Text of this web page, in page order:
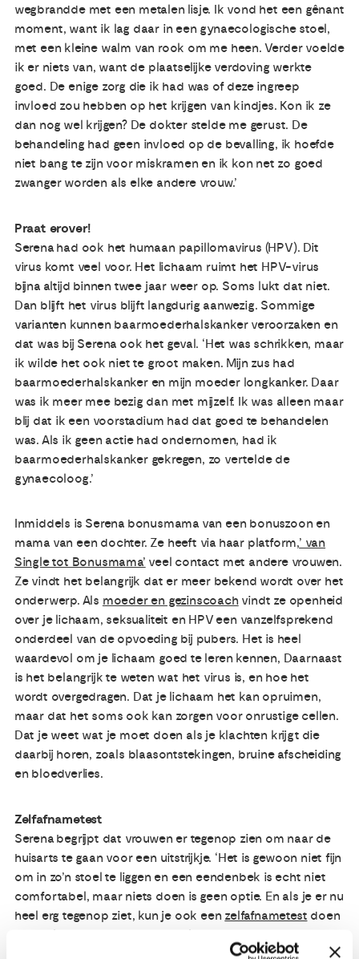
wegbrandde met een metalen lisje. Ik vond het een gênant
moment, want ik lag daar in een gynaecologische stoel,
met een kleine walm van rook om me heen. Verder voelde
ik er niets van, want de plaatselijke verdoving werkte
goed. De enige zorg die ik had was of deze ingreep
invloed zou hebben op het krijgen van kindjes. Kon ik ze
dan nog wel krijgen? De dokter stelde me gerust. De
behandeling had geen invloed op de bevalling, ik hoefde
niet bang te zijn voor miskramen en ik kon net zo goed
zwanger worden als elke andere vrouw.’
Praat erover!
Serena had ook het humaan papillomavirus (HPV). Dit
virus komt veel voor. Het lichaam ruimt het HPV-virus
bijna altijd binnen twee jaar weer op. Soms lukt dat niet.
Dan blijft het virus blijft langdurig aanwezig. Sommige
varianten kunnen baarmoederhalskanker veroorzaken en
dat was bij Serena ook het geval. ‘Het was schrikken, maar
ik wilde het ook niet te groot maken. Mijn zus had
baarmoederhalskanker en mijn moeder longkanker. Daar
was ik meer mee bezig dan met mijzelf. Ik was alleen maar
blij dat ik een voorstadium had dat goed te behandelen
was. Als ik geen actie had ondernomen, had ik
baarmoederhalskanker gekregen, zo vertelde de
gynaecoloog.’
Inmiddels is Serena bonusmama van een bonuszoon en
mama van een dochter. Ze heeft via haar platform,’ van
Single tot Bonusmama’ veel contact met andere vrouwen.
Ze vindt het belangrijk dat er meer bekend wordt over het
onderwerp. Als moeder en gezinscoach vindt ze openheid
over je lichaam, seksualiteit en HPV een vanzelfsprekend
onderdeel van de opvoeding bij pubers. Het is heel
waardevol om je lichaam goed te leren kennen, Daarnaast
is het belangrijk te weten wat het virus is, en hoe het
wordt overgedragen. Dat je lichaam het kan opruimen,
maar dat het soms ook kan zorgen voor onrustige cellen.
Dat je weet wat je moet doen als je klachten krijgt die
daarbij horen, zoals blaasontstekingen, bruine afscheiding
en bloedverlies.
Zelfafnametest
Serena begrijpt dat vrouwen er tegenop zien om naar de
huisarts te gaan voor een uitstrijkje. ‘Het is gewoon niet fijn
om in zo’n stoel te liggen en een eendenbek is echt niet
comfortabel, maar niets doen is geen optie. En als je er nu
heel erg tegenop ziet, kun je ook een zelfafnametest doen
en het laten opsturen naar het laboratorium. Na veertien
dagen krijg je dan de uitslag. Het bevolkingsonderzoek is